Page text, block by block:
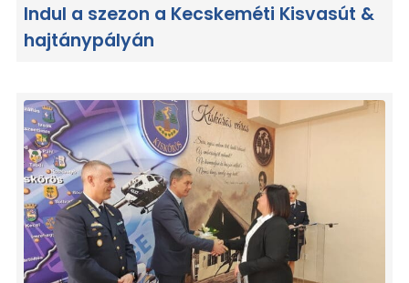
Indul a szezon a Kecskeméti Kisvasút &
hajtánypályán